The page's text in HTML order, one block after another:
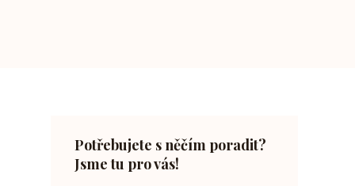
Potřebujete s něčím poradit?
Jsme tu pro vás!